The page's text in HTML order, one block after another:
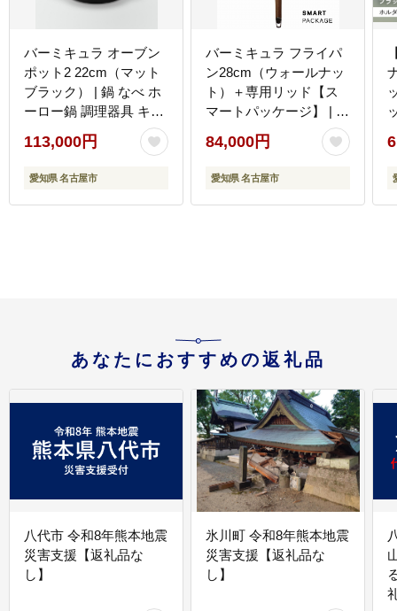
バーミキュラ オーブン
ポット2 22cm（マット
ブラック） | 鍋 なべ ホ
ーロー鍋 調理器具 キッ
チン用品 VERMICULAR
ガス火 ガス IH IH対応
エナメル加工 高級感 お
蒸し 焼き 長持ち ギフト
113,000円
愛知県 名古屋市
バーミキュラ フライパ
ン28cm（ウォールナッ
ト）＋専用リッド【ス
マートパッケージ】 | フ
ライパン 調理器具
VERMICULAR エナメル
加工 キッチン用品 高級
め 無水調理 焼き料理 グ
84,000円
愛知県 名古屋市
あなたにおすすめの返礼品
八代市 令和8年熊本地震
災害支援【返礼品な
し】
氷川町 令和8年熊本地震
災害支援【返礼品な
し】